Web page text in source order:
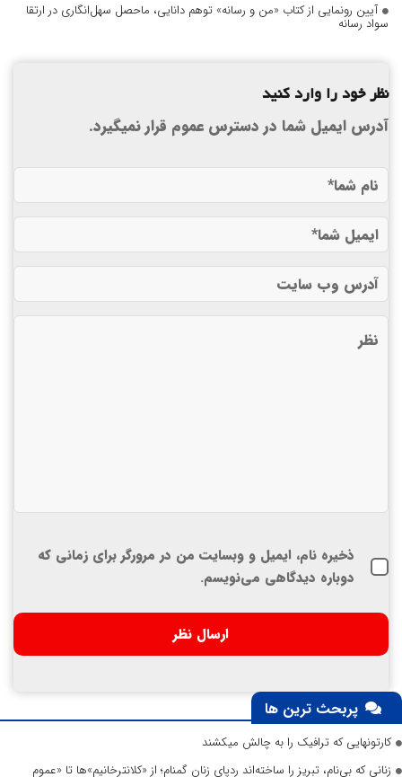
آیین رونمایی از کتاب «من و رسانه» توهم دانایی، ماحصل سهل‌انگاری در ارتقا
سواد رسانه
نظر خود را وارد کنید
آدرس ایمیل شما در دسترس عموم قرار نمیگیرد.
ذخیره نام، ایمیل و وبسایت من در مرورگر برای زمانی که
دوباره دیدگاهی می‌نویسم.
پربحث ترین ها
کارتونهایی که ترافیک را به چالش میکشند
زنانی که بی‌نام، تبریز را ساخته‌اند ردپای زنان گمنام؛ از «کلانترخانیم»ها تا «عموم